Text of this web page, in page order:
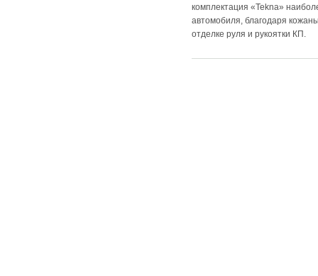
комплектация «Tekna»
автомобиля, благодаря
отделке руля и рукоятки КП.